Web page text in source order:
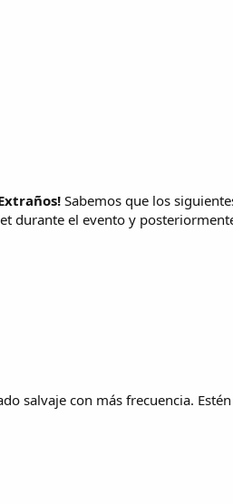
Sabemos que los
durante el evento y
salvaje con más frecuencia.